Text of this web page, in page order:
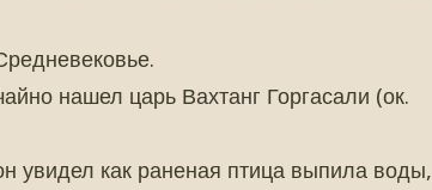
нашел царь Вахтанг Горгасали (ок.
увидел как раненая птица выпила воды,